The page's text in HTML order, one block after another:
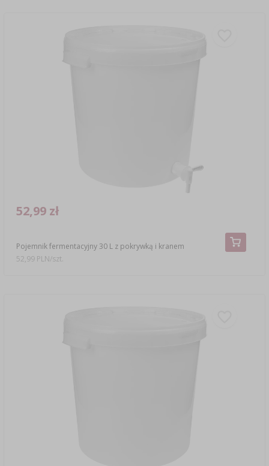
Pojemnik fermentacyjny 30 L z pokrywką i kranem
52,99 zł
52,99 PLN/szt.